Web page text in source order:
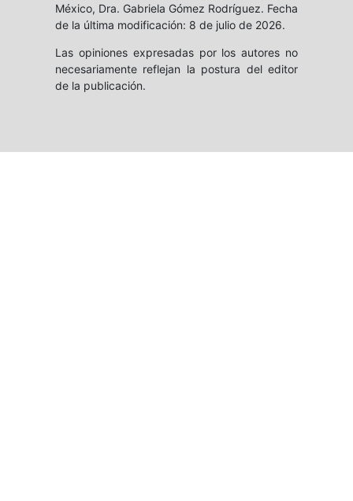
México, Dra. Gabriela Gómez Rodríguez. Fecha
de la última modificación: 8 de julio de 2026.
Las opiniones expresadas por los autores no
necesariamente reflejan la postura del editor
de la publicación.